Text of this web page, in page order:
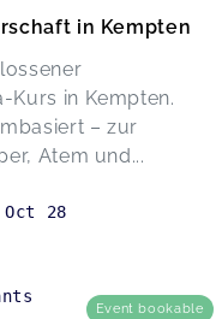
in Kempten
Kurs in Kempten.
– zur
Atem und...
Oct 28
Event bookable